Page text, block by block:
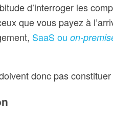
d’interroger les
que vous payez à
SaaS ouon-
donc pas